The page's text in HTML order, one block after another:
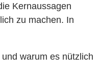
Kernaussagen
zu machen. In
warum es nützlich